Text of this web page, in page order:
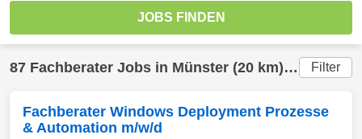
87 Fachberater Jobs in Münster (20 km) gefunden Filter
Fachberater Windows Deployment Prozesse
& Automation m/w/d